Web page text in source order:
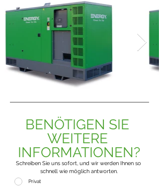
BENÖTIGEN SIE
WEITERE
INFORMATIONEN?
Schreiben Sie uns sofort, und wir werden Ihnen so
schnell wie möglich antworten.
Privat